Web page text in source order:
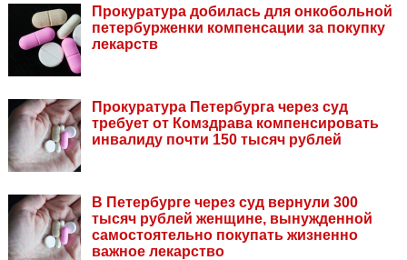
Прокуратура добилась для онкобольной
петербурженки компенсации за покупку
лекарств
Прокуратура Петербурга через суд
требует от Комздрава компенсировать
инвалиду почти 150 тысяч рублей
В Петербурге через суд вернули 300
тысяч рублей женщине, вынужденной
самостоятельно покупать жизненно
важное лекарство